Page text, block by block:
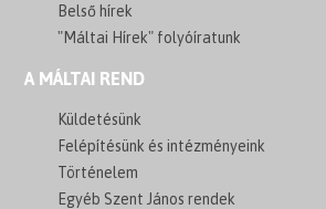
Belső hírek
"Máltai Hírek" folyóíratunk
A MÁLTAI REND
Küldetésünk
Felépítésünk és intézményeink
Történelem
Egyéb Szent János rendek